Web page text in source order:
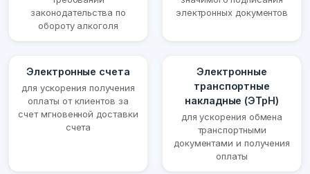
законодательства по
обороту алкоголя
электронных документов
Электронные счета
для ускорения получения
оплаты от клиентов за
счет мгновенной доставки
счета
Электронные
транспортные
накладные (ЭТрН)
для ускорения обмена
транспортными
документами и получения
оплаты